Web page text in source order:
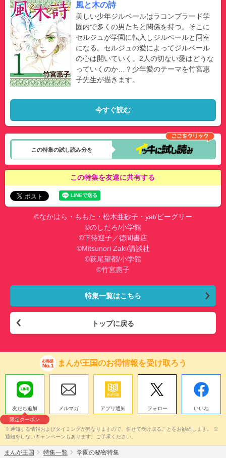
風と木の詩
美しい少年ジルベールはラコンブラード学
園内で多くの男たちと関係を持つ。そこに
セルジュが学園に転入しジルベールと同室
になる。セルジュの愛によってジルベール
の心は開いていく。2人の切ない愛はどうな
っていくのか…？少年愛のテーマを竹宮惠
子先生が描きます。
今すぐ読む
この特集の試し読み分を
この特集を友達に共有する
©なかはら・ももた・松木亜砂子・yat/ビーグリー
©のしたろ/小学館
©下待迎子／徳間書店
©Mitsunori Zaki/講談社
©萩尾望都/小学館
©竹宮惠子
特集一覧はこちら
トップに戻る
まんが王国のお得情報を受け取ろう
友だち追加
限定クーポン
メルマガ アプリ通知 フォロー いいね
※通知する情報およびタイミングが異なりますので、併せて受け取ることをお勧めします。 ※
通知をしないキャンペーンもあります。ご了承ください。
まんが王国 特集一覧 学園の秘密特集